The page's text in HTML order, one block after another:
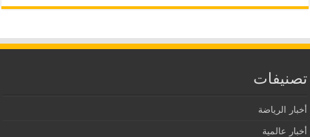
تصنيفات
أخبار الرياضة
أخبار عالمية